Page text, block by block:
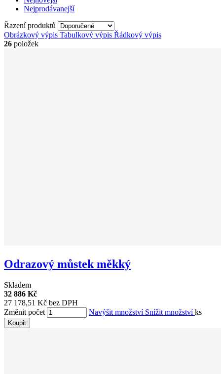
Nejprodávanejší
Řazení produktů
Obrázkový výpis Tabulkový výpis Řádkový výpis
26 položek
Odrazový můstek měkký
Skladem
32 886 Kč
27 178,51 Kč bez DPH
Změnit počet
Navýšit množství Snížit množstvíks
Koupit